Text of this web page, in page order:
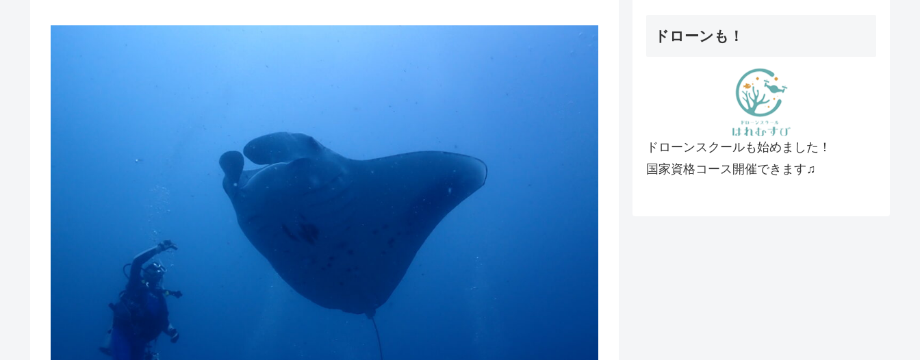
ドローンも！
ドローンスクールも始めました！
国家資格コース開催できます♫